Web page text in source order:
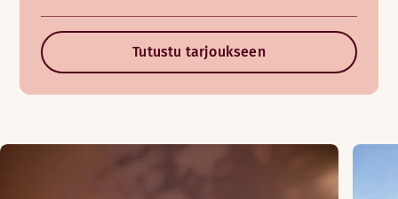
Tutustu tarjoukseen